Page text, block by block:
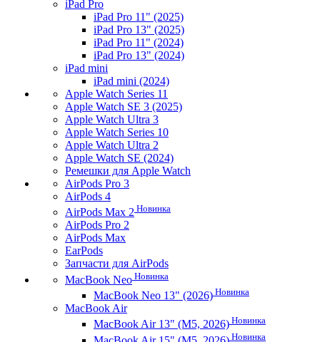
iPad Pro
iPad Pro 11" (2025)
iPad Pro 13" (2025)
iPad Pro 11" (2024)
iPad Pro 13" (2024)
iPad mini
iPad mini (2024)
Apple Watch Series 11
Apple Watch SE 3 (2025)
Apple Watch Ultra 3
Apple Watch Series 10
Apple Watch Ultra 2
Apple Watch SE (2024)
Ремешки для Apple Watch
AirPods Pro 3
AirPods 4
AirPods Max 2 Новинка
AirPods Pro 2
AirPods Max
EarPods
Запчасти для AirPods
MacBook Neo Новинка
MacBook Neo 13" (2026) Новинка
MacBook Air
MacBook Air 13" (M5, 2026) Новинка
Новинка